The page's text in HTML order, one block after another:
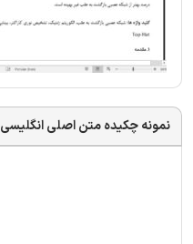
نمونه چکیده متن اصلی انگلیسی